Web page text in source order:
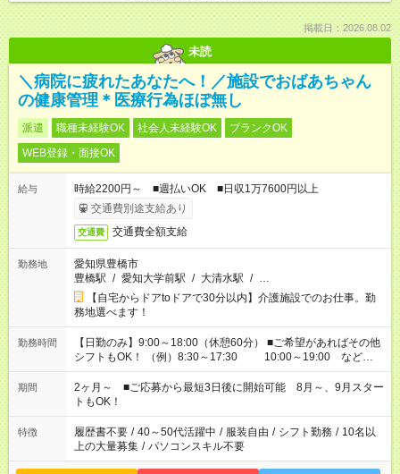
掲載日：2026.08.02
未読
＼病院に疲れたあなたへ！／施設でおばあちゃん
の健康管理＊医療行為ほぼ無し
派遣 職種未経験OK 社会人未経験OK
ブランクOK
WEB登録・面接OK
給与
時給2200円～ ■週払いOK ■日収1万7600円以上
交通費別途支給あり
交通費 交通費全額支給
勤務地
愛知県豊橋市
豊橋駅 / 愛知大学前駅 / 大清水駅 / …
【自宅からドアtoドアで30分以内】介護施設でのお仕事。勤
務地選べます！
勤務時間
【日勤のみ】9:00～18:00（休憩60分） ■ご希望があればその他
シフトもOK！ （例）8:30～17:30 10:00～19:00 など
「家族とお休みを合わせたい」 「できれば残業はしたくない」
など、あなたのご希望に沿ったお仕事をご紹介します！ ※Wワ
ーク希望の方へ 今ご覧のお仕事で希望する勤務時間と、もう1つ
のお仕事の勤務時間。 合計で週40時間を超える場合は応募でき
ません
期間
2ヶ月～ ■ご応募から最短3日後に開始可能 8月～、9月スター
トもOK！
特徴 履歴書不要 / 40～50代活躍中 / 服装自由 / シフト勤務 / 10名以
上の大量募集 / パソコンスキル不要